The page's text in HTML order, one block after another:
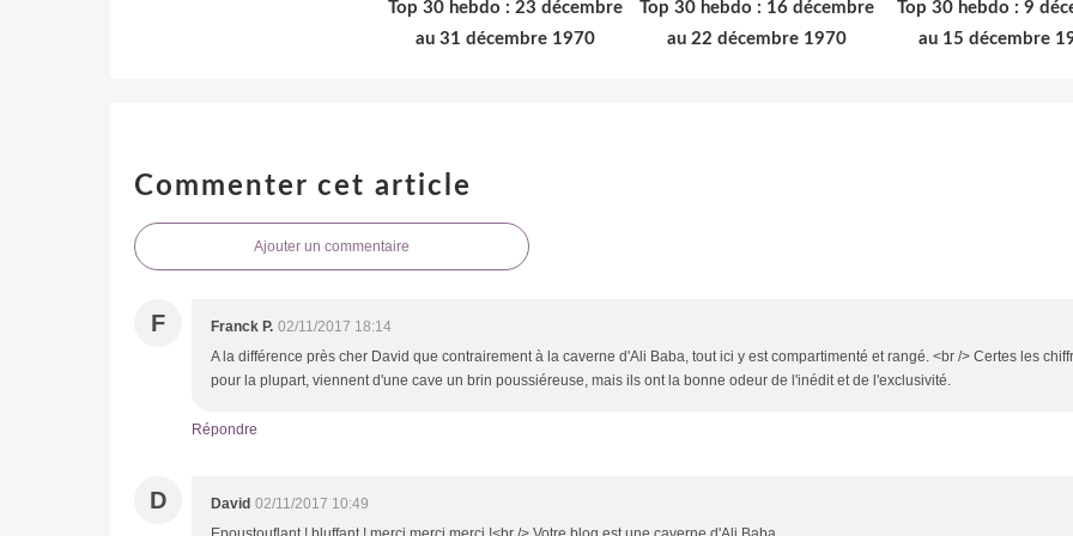
Top 30 hebdo : 23 décembre
au 31 décembre 1970
Top 30 hebdo : 16 décembre
au 22 décembre 1970
Top 30 hebdo : 9
au 15 décembre
Commenter cet article
Ajouter un commentaire
F Franck P. 02/11/2017 18:14
A la différence près cher David que contrairement à la caverne d'Ali Baba, tout ici y est compartimenté et rangé. <br /> Certes les
pour la plupart, viennent d'une cave un brin poussiéreuse, mais ils ont la bonne odeur de l'inédit et de l'exclusivité.
Répondre
D David 02/11/2017 10:49